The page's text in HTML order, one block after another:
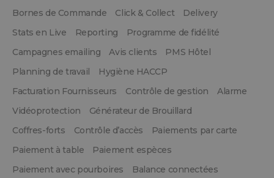
Bornes de Commande
Click & Collect
Delivery
Stats en Live
Reporting
Programme de fidélité
Campagnes emailing
Avis clients
PMS Hôtel
Planning de travail
Hygiène HACCP
Facturation Fournisseurs
Contrôle de gestion
Alarme
Vidéoprotection
Générateur de Brouillard
Coffres-forts
Contrôle d’accès
Paiements par carte
Paiement à table
Paiement espèces
Paiement avec pourboires
Balance connectées